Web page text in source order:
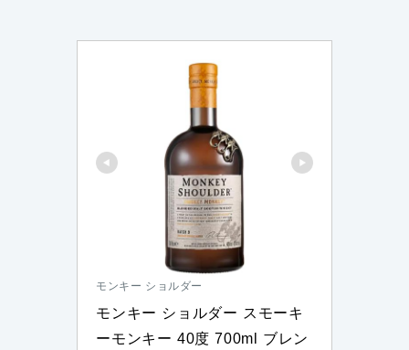
モンキー ショルダー
モンキー ショルダー スモーキ
ーモンキー 40度 700ml ブレン